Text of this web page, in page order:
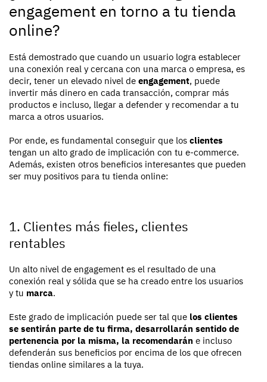
engagement en torno a tu tienda
online?
Está demostrado que cuando un usuario logra establecer
una conexión real y cercana con una marca o empresa, es
decir, tener un elevado nivel de engagement, puede
invertir más dinero en cada transacción, comprar más
productos e incluso, llegar a defender y recomendar a tu
marca a otros usuarios.
Por ende, es fundamental conseguir que los clientes
tengan un alto grado de implicación con tu e-commerce.
Además, existen otros beneficios interesantes que pueden
ser muy positivos para tu tienda online:
1. Clientes más fieles, clientes
rentables
Un alto nivel de engagement es el resultado de una
conexión real y sólida que se ha creado entre los usuarios
y tu marca.
Este grado de implicación puede ser tal que los clientes
se sentirán parte de tu firma, desarrollarán sentido de
pertenencia por la misma, la recomendarán e incluso
defenderán sus beneficios por encima de los que ofrecen
tiendas online similares a la tuya.